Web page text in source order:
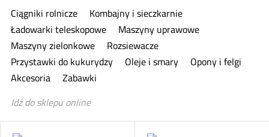
Ciągniki rolnicze
Kombajny i sieczkarnie
Ładowarki teleskopowe
Maszyny uprawowe
Maszyny zielonkowe
Rozsiewacze
Przystawki do kukurydzy
Oleje i smary
Opony i felgi
Akcesoria
Zabawki
Idź do sklepu online